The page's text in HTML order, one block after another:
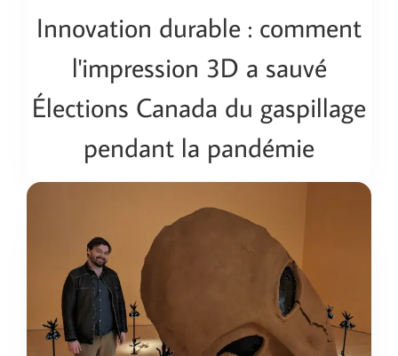
Innovation durable : comment
l'impression 3D a sauvé
Élections Canada du gaspillage
pendant la pandémie